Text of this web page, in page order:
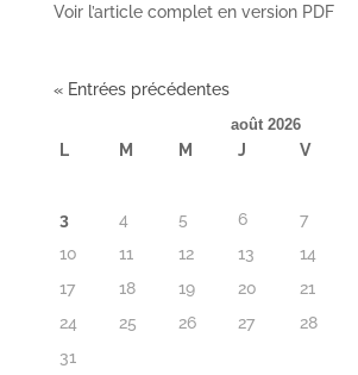
Voir l’article complet en version PDF
« Entrées précédentes
août 2026
L M M J V
3
4 5 6 7
10
11 12 13 14
17
18 19 20 21
24
25 26 27 28
31